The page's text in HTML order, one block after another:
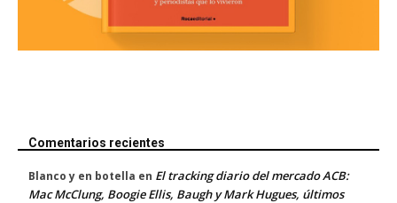
Comentarios recientes
Blanco y en botella en El tracking diario del mercado ACB:
Mac McClung, Boogie Ellis, Baugh y Mark Hugues, últimos